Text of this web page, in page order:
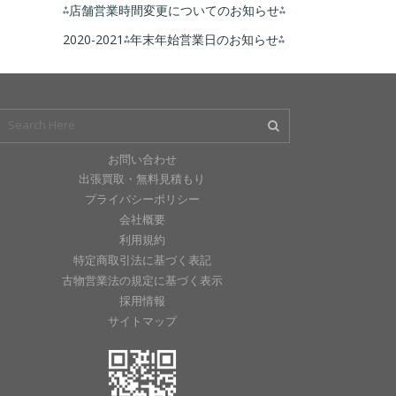
⁂店舗営業時間変更についてのお知らせ⁂
2020-2021⁂年末年始営業日のお知らせ⁂
お問い合わせ
出張買取・無料見積もり
プライバシーポリシー
会社概要
利用規約
特定商取引法に基づく表記
古物営業法の規定に基づく表示
採用情報
サイトマップ